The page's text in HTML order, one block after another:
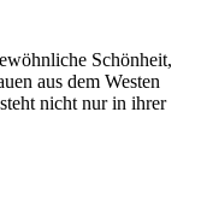
Schönheit,
aus dem Westen
nicht nur in ihrer